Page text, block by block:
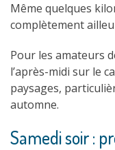
Même quelques
complètement
Pour les amateurs
l’après-midi sur le
paysages,
automne.
Samedi soir :